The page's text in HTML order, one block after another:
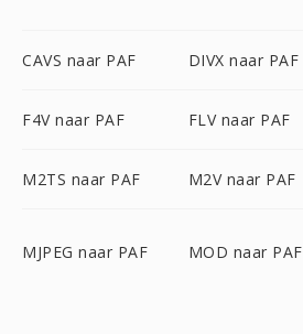
CAVS naar PAF DIVX naar PAF
F4V naar PAF FLV naar PAF
M2TS naar PAF M2V naar PAF
MJPEG naar PAF MOD naar PAF